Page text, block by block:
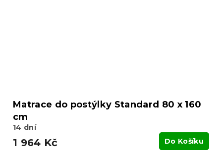
Matrace do postýlky Standard 80 x 160
cm
14 dní
1 964 Kč Do Košíku